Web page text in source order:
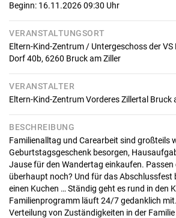
Beginn: 16.11.2026 09:30 Uhr
VERANSTALTUNGSORT
Eltern-Kind-Zentrum / Untergeschoss der VS
Dorf 40b, 6260 Bruck am Ziller
VERANSTALTER
Eltern-Kind-Zentrum Vorderes Zillertal Bruck
BESCHREIBUNG
Familienalltag und Carearbeit sind großteils
Geburtstagsgeschenk besorgen,
Jause für den Wandertag einkaufen. Passen
überhaupt noch? Und für das Abschlussfest
einen Kuchen … Ständig geht es rund in den
Familienprogramm läuft 24/7 gedanklich
Verteilung von Zuständigkeiten in der